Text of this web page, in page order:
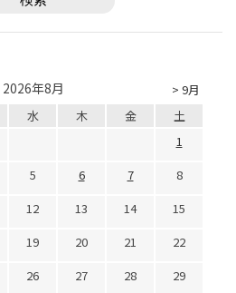
> 9月
2026年8月
水 木 金
土
1
5 6 7
8
12 13 14
15
19 20 21
22
26 27 28
29